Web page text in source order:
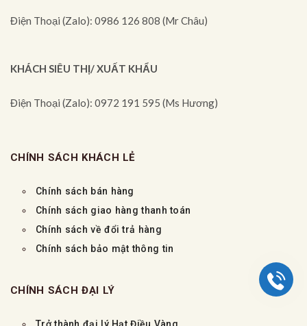
Điện Thoại (Zalo): 0986 126 808 (Mr Châu)
KHÁCH SIÊU THỊ/ XUẤT KHẨU
Điện Thoại (Zalo): 0972 191 595 (Ms Hương)
CHÍNH SÁCH KHÁCH LẺ
Chính sách bán hàng
Chính sách giao hàng thanh toán
Chính sách về đổi trả hàng
Chính sách bảo mật thông tin
CHÍNH SÁCH ĐẠI LÝ
Trở thành đại lý Hạt Điều Vàng